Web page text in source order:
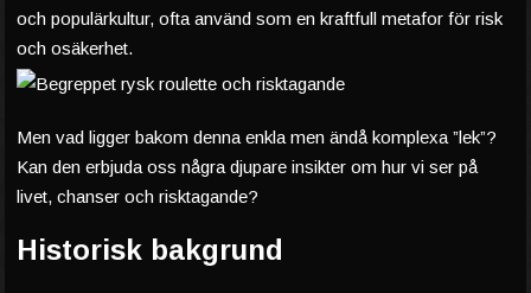
och populärkultur, ofta använd som en kraftfull metafor för risk
och osäkerhet.
Men vad ligger bakom denna enkla men ändå komplexa ”lek”?
Kan den erbjuda oss några djupare insikter om hur vi ser på
livet, chanser och risktagande?
Historisk bakgrund